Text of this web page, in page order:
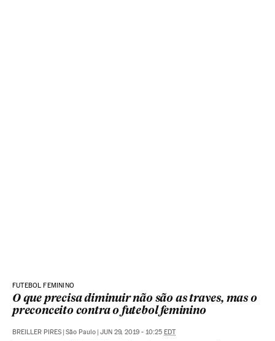
FUTEBOL FEMININO
O que precisa diminuir não são as traves, mas o
preconceito contra o futebol feminino
BREILLER PIRES | São Paulo | JUN 29, 2019 - 10:25 EDT